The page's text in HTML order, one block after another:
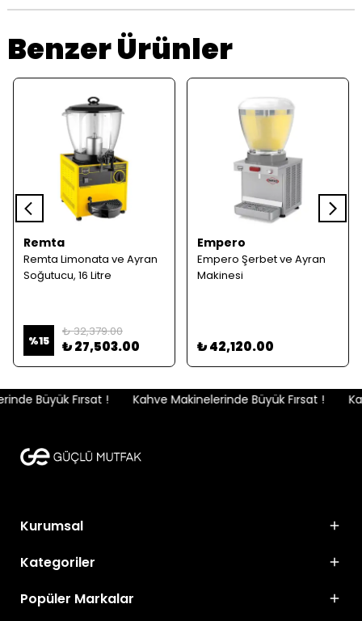
Benzer Ürünler
Remta
Remta Limonata ve Ayran
Soğutucu, 16 Litre
%15
₺ 32,379.00
₺ 27,503.00
Empero
Empero Şerbet ve Ayran
Makinesi
₺ 42,120.00
Büyük Fırsat ! Kahve Makinelerinde Büyük Fırsat !
Kurumsal
Kategoriler
Popüler Markalar